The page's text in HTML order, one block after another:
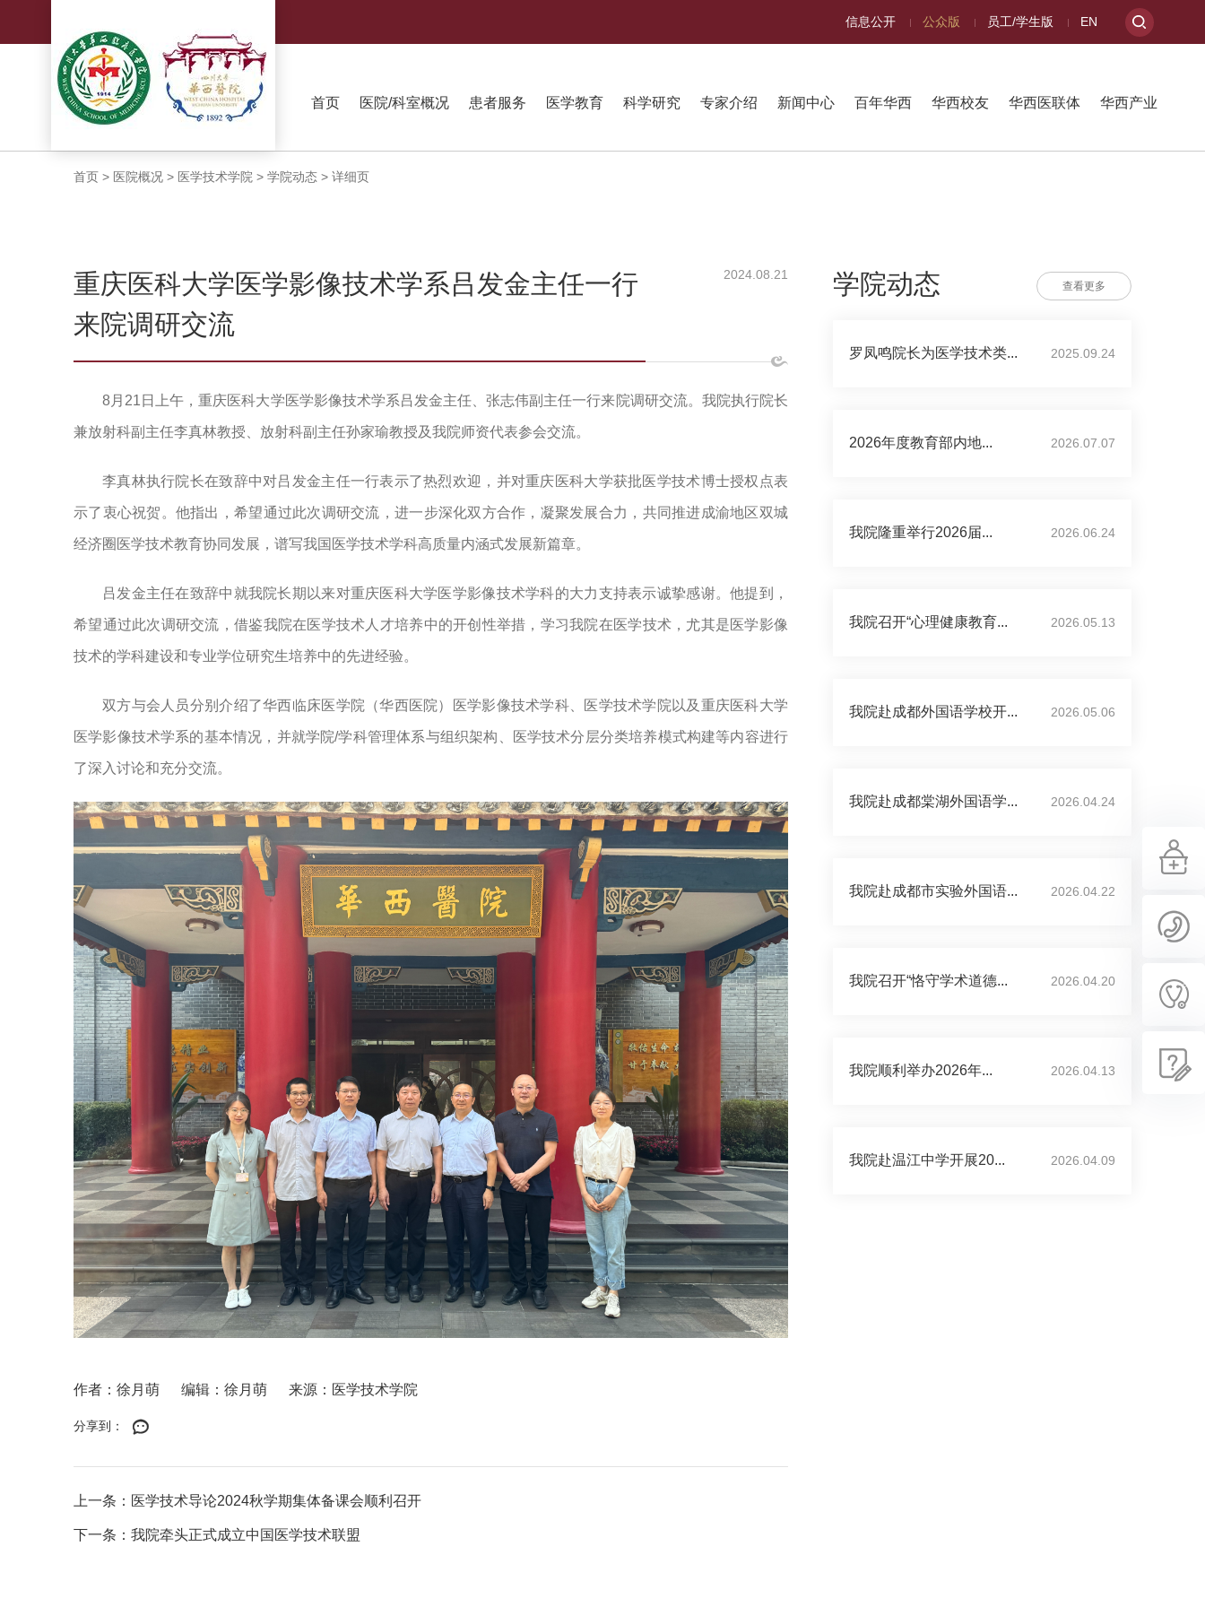
信息公开 公众版 员工/学生版 EN
首页 医院/科室概况 患者服务 医学教育 科学研究 专家介绍 新闻中心 百年华西 华西校友 华西医联体 华西产业
首页 > 医院概况 > 医学技术学院 > 学院动态 > 详细页
重庆医科大学医学影像技术学系吕发金主任一行
来院调研交流
2024.08.21
8月21日上午，重庆医科大学医学影像技术学系吕发金主任、张志伟副主任一行来院调研交流。我院执行院长
兼放射科副主任李真林教授、放射科副主任孙家瑜教授及我院师资代表参会交流。
李真林执行院长在致辞中对吕发金主任一行表示了热烈欢迎，并对重庆医科大学获批医学技术博士授权点表
示了衷心祝贺。他指出，希望通过此次调研交流，进一步深化双方合作，凝聚发展合力，共同推进成渝地区双城
经济圈医学技术教育协同发展，谱写我国医学技术学科高质量内涵式发展新篇章。
吕发金主任在致辞中就我院长期以来对重庆医科大学医学影像技术学科的大力支持表示诚挚感谢。他提到，
希望通过此次调研交流，借鉴我院在医学技术人才培养中的开创性举措，学习我院在医学技术，尤其是医学影像
技术的学科建设和专业学位研究生培养中的先进经验。
双方与会人员分别介绍了华西临床医学院（华西医院）医学影像技术学科、医学技术学院以及重庆医科大学
医学影像技术学系的基本情况，并就学院/学科管理体系与组织架构、医学技术分层分类培养模式构建等内容进行
了深入讨论和充分交流。
作者：徐月萌 编辑：徐月萌 来源：医学技术学院
分享到：
上一条：医学技术导论2024秋学期集体备课会顺利召开
下一条：我院牵头正式成立中国医学技术联盟
学院动态 查看更多
罗凤鸣院长为医学技术类... 2025.09.24
2026年度教育部内地... 2026.07.07
我院隆重举行2026届... 2026.06.24
我院召开“心理健康教育... 2026.05.13
我院赴成都外国语学校开... 2026.05.06
我院赴成都棠湖外国语学... 2026.04.24
我院赴成都市实验外国语... 2026.04.22
我院召开“恪守学术道德... 2026.04.20
我院顺利举办2026年... 2026.04.13
我院赴温江中学开展20... 2026.04.09